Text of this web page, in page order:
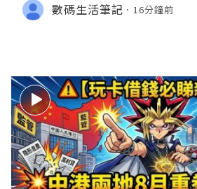
數碼生活筆記 16分鐘前